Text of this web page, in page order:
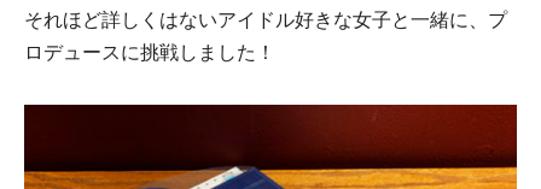
それほど詳しくはないアイドル好きな女子と一緒に、プ
ロデュースに挑戦しました！